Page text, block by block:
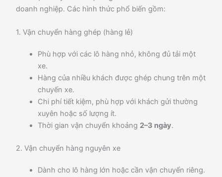
doanh nghiệp. Các hình thức phổ biến gồm:
1. Vận chuyển hàng ghép (hàng lẻ)
Phù hợp với các lô hàng nhỏ, không đủ tải một
xe.
Hàng của nhiều khách được ghép chung trên một
chuyến xe.
Chi phí tiết kiệm, phù hợp với khách gửi thường
xuyên hoặc số lượng ít.
Thời gian vận chuyển khoảng 2–3 ngày.
2. Vận chuyển hàng nguyên xe
Dành cho lô hàng lớn hoặc cần vận chuyển riêng.